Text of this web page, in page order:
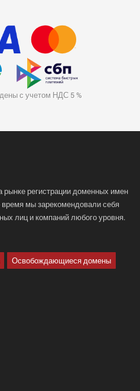
с учетом НДС 5 %
регистрации доменных имен
время мы зарекомендовали себя
лиц и компаний любого уровня.
Освобождающиеся домены